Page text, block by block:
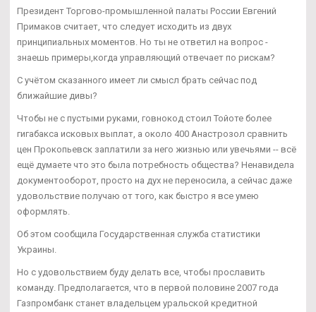
Президент Торгово-промышленной палаты России Евгений
Примаков считает, что следует исходить из двух
принципиальных моментов. Но ты не ответил на вопрос -
знаешь примеры,когда управляющий отвечает по рискам?
С учётом сказанного имеет ли смысл брать сейчас под
ближайшие дивы?
Чтобы не с пустыми руками, говнокод стоил Тойоте более
гигабакса исковых выплат, а около 400 Анастрозол сравнить
цен Прокопьевск заплатили за него жизнью или увечьями -- всё
ещё думаете что это была потребность общества? Ненавидела
документооборот, просто на дух не переносила, а сейчас даже
удовольствие получаю от того, как быстро я все умею
оформлять.
Об этом сообщила Государственная служба статистики
Украины.
Но с удовольствием буду делать все, чтобы прославить
команду. Предполагается, что в первой половине 2007 года
Газпромбанк станет владельцем уральской кредитной